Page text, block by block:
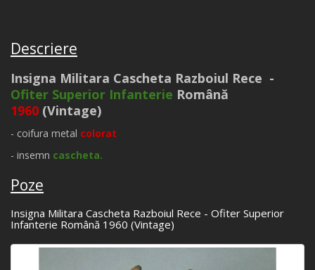
Descriere
Insigna Militara Cascheta Razboiul Rece -
Ofiter Superior Infanterie Română
1960 (Vintage)
- coifura metal colorat
- insemn cascheta.
Poze
Insigna Militara Cascheta Razboiul Rece - Ofiter Superior
Infanterie Română 1960 (Vintage)